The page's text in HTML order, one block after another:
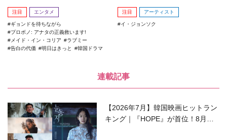
注目 エンタメ
ギョンドを待ちながら
プロボノ: アナタの正義救います!
メイド・イン・コリア
ラブミー
告白の代価
明日はきっと 韓国ドラマ
注目 アーティスト
イ・ジョンソク
連載記事
【2026年7月】韓国映画ヒットラン
キング｜『HOPE』が首位！8月公